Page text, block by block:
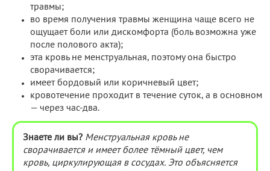
травмы;
во время получения травмы женщина чаще всего не
ощущает боли или дискомфорта (боль возможна уже
после полового акта);
эта кровь не менструальная, поэтому она быстро
сворачивается;
имеет бордовый или коричневый цвет;
кровотечение проходит в течение суток, а в основном
— через час-два.
Знаете ли вы? Менструальная кровь не
сворачивается и имеет более тёмный цвет, чем
кровь, циркулирующая в сосудах. Это объясняется